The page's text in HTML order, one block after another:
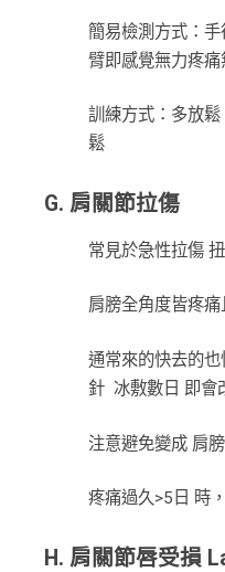
簡易檢測方式：
臂即感覺無力疼
訓練方式：多放
鬆
G. 肩關節拉傷
常見於急性拉傷
肩膀全角度皆疼
通常來的快去的
針 冰敷數日 即會
注意避免變成 肩
疼痛過久>5日 時
H. 肩關節唇受損